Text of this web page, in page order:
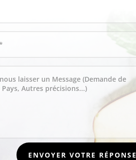
ENVOYER VOTRE RÉPONSE